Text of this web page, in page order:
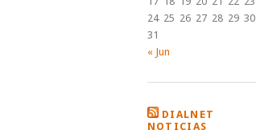
24 25 26 27 28 29 30
31
« Jun
DIALNET
NOTICIAS